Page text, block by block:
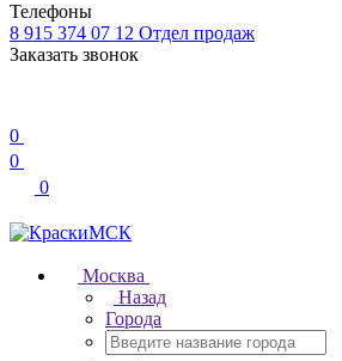
Телефоны
8 915 374 07 12 Отдел продаж
Заказать звонок
0
0
0
Москва
Назад
Города